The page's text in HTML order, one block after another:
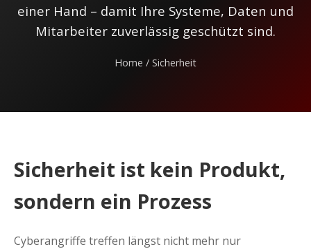
einer Hand – damit Ihre Systeme, Daten und
Mitarbeiter zuverlässig geschützt sind.
Home / Sicherheit
Sicherheit ist kein Produkt,
sondern ein Prozess
Cyberangriffe treffen längst nicht mehr nur